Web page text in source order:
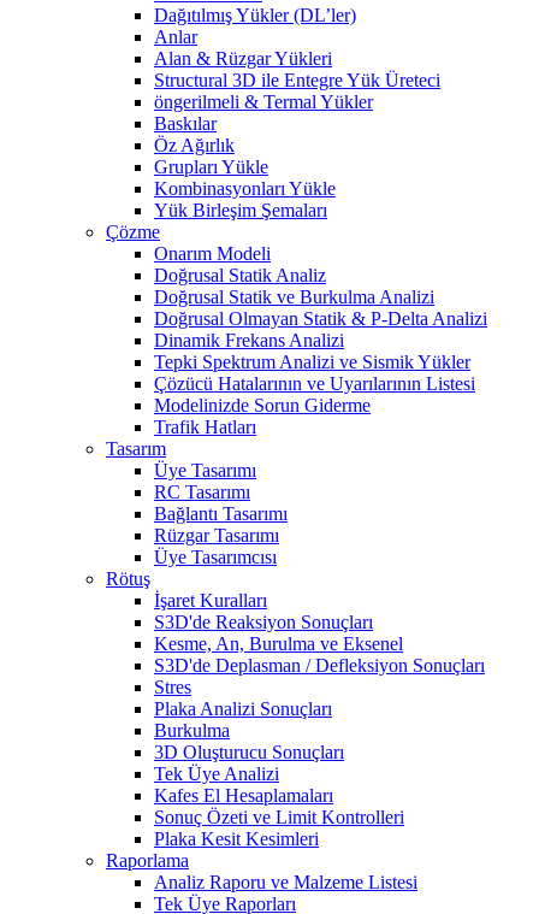
Dağıtılmış Yükler (DL’ler)
Anlar
Alan & Rüzgar Yükleri
Structural 3D ile Entegre Yük Üreteci
öngerilmeli & Termal Yükler
Baskılar
Öz Ağırlık
Grupları Yükle
Kombinasyonları Yükle
Yük Birleşim Şemaları
Çözme
Onarım Modeli
Doğrusal Statik Analiz
Doğrusal Statik ve Burkulma Analizi
Doğrusal Olmayan Statik & P-Delta Analizi
Dinamik Frekans Analizi
Tepki Spektrum Analizi ve Sismik Yükler
Çözücü Hatalarının ve Uyarılarının Listesi
Modelinizde Sorun Giderme
Trafik Hatları
Tasarım
Üye Tasarımı
RC Tasarımı
Bağlantı Tasarımı
Rüzgar Tasarımı
Üye Tasarımcısı
Rötuş
İşaret Kuralları
S3D'de Reaksiyon Sonuçları
Kesme, An, Burulma ve Eksenel
S3D'de Deplasman / Defleksiyon Sonuçları
Stres
Plaka Analizi Sonuçları
Burkulma
3D Oluşturucu Sonuçları
Tek Üye Analizi
Kafes El Hesaplamaları
Sonuç Özeti ve Limit Kontrolleri
Plaka Kesit Kesimleri
Raporlama
Analiz Raporu ve Malzeme Listesi
Tek Üye Raporları